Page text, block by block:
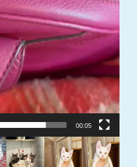
00:05